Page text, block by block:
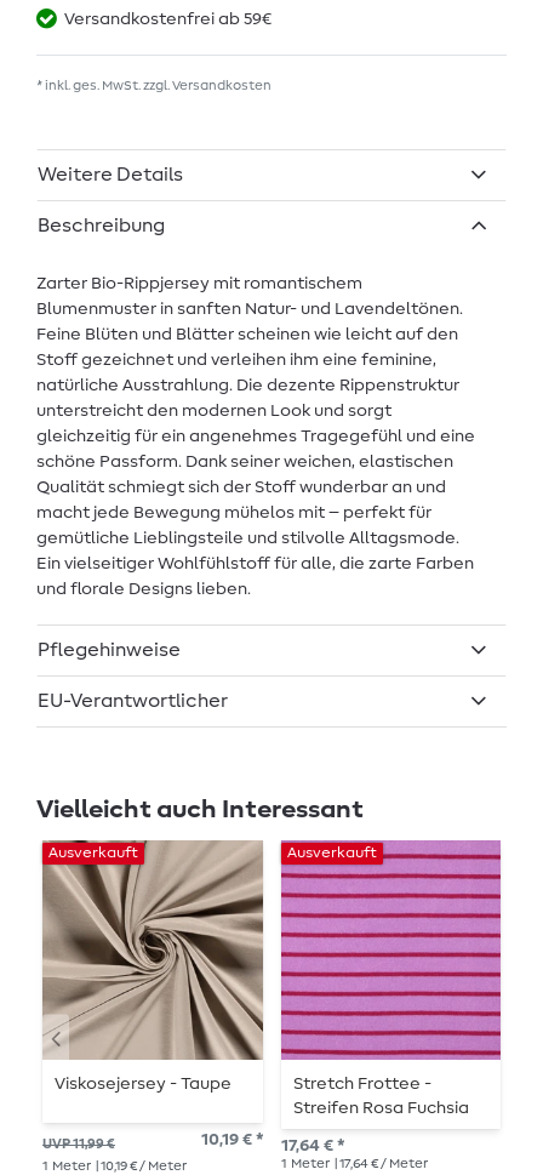
Versandkostenfrei ab 59€
* inkl. ges. MwSt. zzgl. Versandkosten
Weitere Details
Beschreibung
Zarter Bio-Rippjersey mit romantischem
Blumenmuster in sanften Natur- und Lavendeltönen.
Feine Blüten und Blätter scheinen wie leicht auf den
Stoff gezeichnet und verleihen ihm eine feminine,
natürliche Ausstrahlung. Die dezente Rippenstruktur
unterstreicht den modernen Look und sorgt
gleichzeitig für ein angenehmes Tragegefühl und eine
schöne Passform. Dank seiner weichen, elastischen
Qualität schmiegt sich der Stoff wunderbar an und
macht jede Bewegung mühelos mit – perfekt für
gemütliche Lieblingsteile und stilvolle Alltagsmode.
Ein vielseitiger Wohlfühlstoff für alle, die zarte Farben
und florale Designs lieben.
Pflegehinweise
EU-Verantwortlicher
Vielleicht auch Interessant
Ausverkauft
Viskosejersey - Taupe
UVP 11,99 € 10,19 € *
1 Meter | 10,19 € / Meter
Ausverkauft
Stretch Frottee -
Streifen Rosa Fuchsia
Garngefärbt
17,64 € *
1 Meter | 17,64 € / Meter